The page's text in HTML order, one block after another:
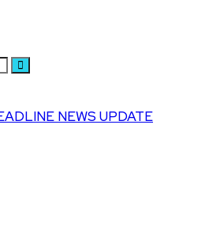
NEWS UPDATE